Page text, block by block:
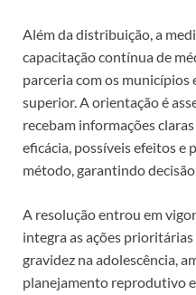
Além da distribuição, a
capacitação contínua de
parceria com os
superior. A orientação é
recebam informações
eficácia, possíveis efeitos e
método, garantindo
A resolução entrou em
integra as ações
gravidez na adolescência,
planejamento reprodutivo